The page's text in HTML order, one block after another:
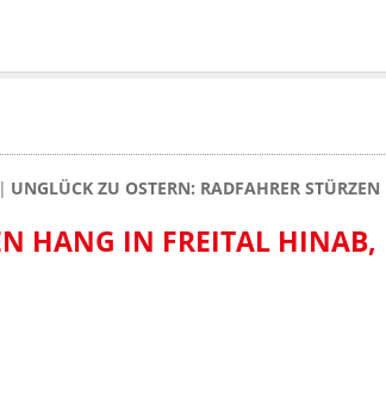
UNGLÜCK ZU OSTERN: RADFAHRER
HANG IN FREITAL HINAB,